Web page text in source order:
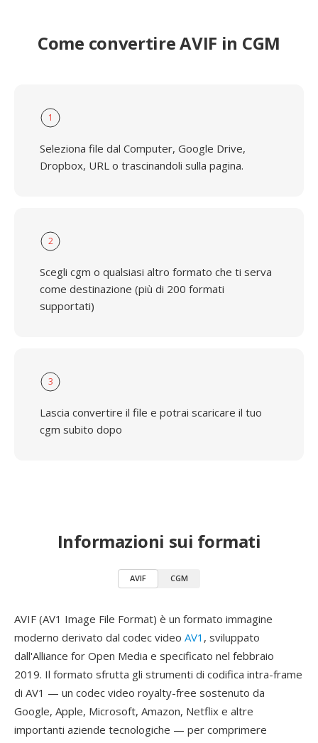
Come convertire AVIF in CGM
1
Seleziona file dal Computer, Google Drive,
Dropbox, URL o trascinandoli sulla pagina.
2
Scegli cgm o qualsiasi altro formato che ti serva
come destinazione (più di 200 formati
supportati)
3
Lascia convertire il file e potrai scaricare il tuo
cgm subito dopo
Informazioni sui formati
AVIF CGM
AVIF (AV1 Image File Format) è un formato immagine
moderno derivato dal codec video AV1 , sviluppato
dall'Alliance for Open Media e specificato nel febbraio
2019. Il formato sfrutta gli strumenti di codifica intra-frame
di AV1 — un codec video royalty-free sostenuto da
Google, Apple, Microsoft, Amazon, Netflix e altre
importanti aziende tecnologiche — per comprimere